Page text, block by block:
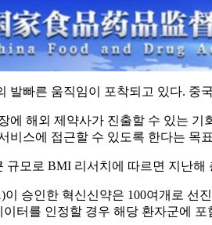
발빠른 움직임이 포착되고 있다.
에 해외 제약사가 진출할 수 있는
비스에 접근할 수 있도록 한다는 목
모로 BMI 리서치에 따르면 지난해
승인한 혁신신약은 100여개로 선
터를 인정할 경우 해당 환자군에